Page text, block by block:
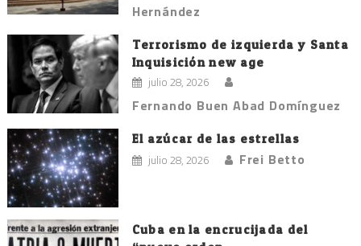
Hernández
Terrorismo de izquierda y Santa
Inquisición new age
julio 28, 2026
Fernando Buen Abad Domínguez
El azúcar de las estrellas
julio 28, 2026 Frei Betto
Cuba en la encrucijada del